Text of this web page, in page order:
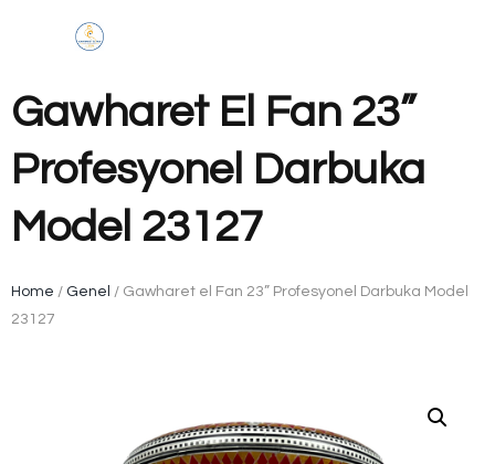
Gawharet El Fan 23”
Profesyonel Darbuka
Model 23127
Home / Genel / Gawharet el Fan 23” Profesyonel Darbuka Model
23127